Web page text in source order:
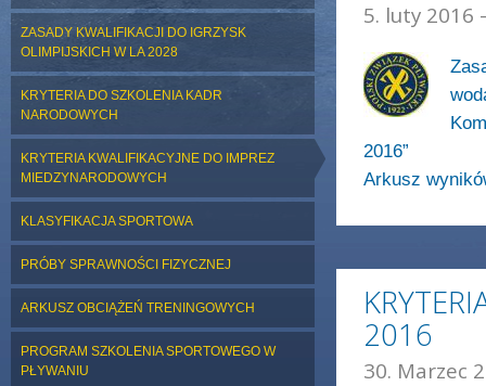
ZASADY KWALIFIKACJI DO IGRZYSK
OLIMPIJSKICH W LA 2028
KRYTERIA DO SZKOLENIA KADR
NARODOWYCH
KRYTERIA KWALIFIKACYJNE DO IMPREZ
MIEDZYNARODOWYCH
KLASYFIKACJA SPORTOWA
PRÓBY SPRAWNOŚCI FIZYCZNEJ
ARKUSZ OBCIĄŻEŃ TRENINGOWYCH
PROGRAM SZKOLENIA SPORTOWEGO W
PŁYWANIU
5. luty 2016
2016”
Arkusz
2016
30. Marzec